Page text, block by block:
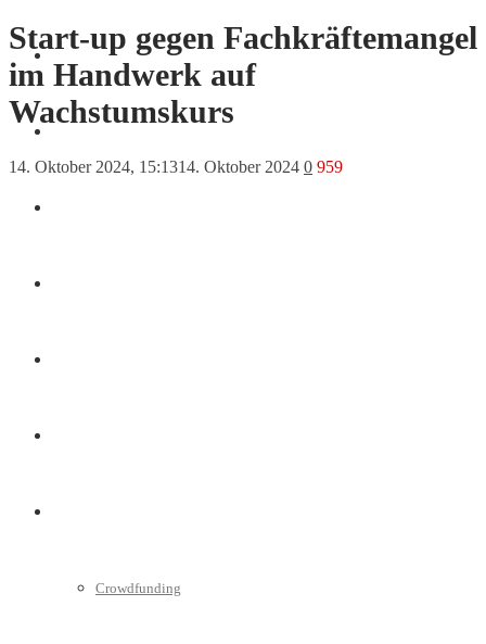
Crowdfunding
Start-up gegen Fachkräftemangel
im Handwerk auf
Wachstumskurs
14. Oktober 2024, 15:1314. Oktober 2024 0 959